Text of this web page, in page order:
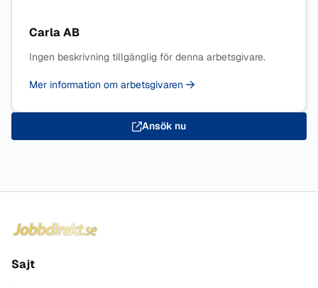
Carla AB
Ingen beskrivning tillgänglig för denna arbetsgivare.
Mer information om arbetsgivaren
Ansök nu
Sajt